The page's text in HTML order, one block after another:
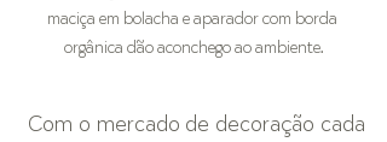
maciça em bolacha e aparador com borda
orgânica dão aconchego ao ambiente.